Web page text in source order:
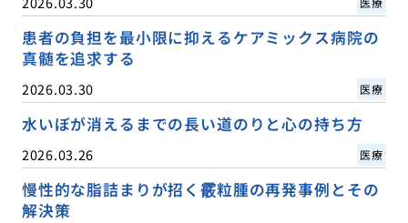
患者の負担を最小限に抑えるケアミックス病院の
真髄を追求する
2026.03.30 医療
水いぼが消えるまでの長い道のりと心の持ち方
2026.03.26 医療
慢性的な脂詰まりが招く霰粒腫の再発事例とその
解決策